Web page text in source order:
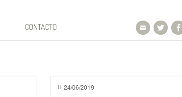
del Fuego
CONTACTO
24/06/2019